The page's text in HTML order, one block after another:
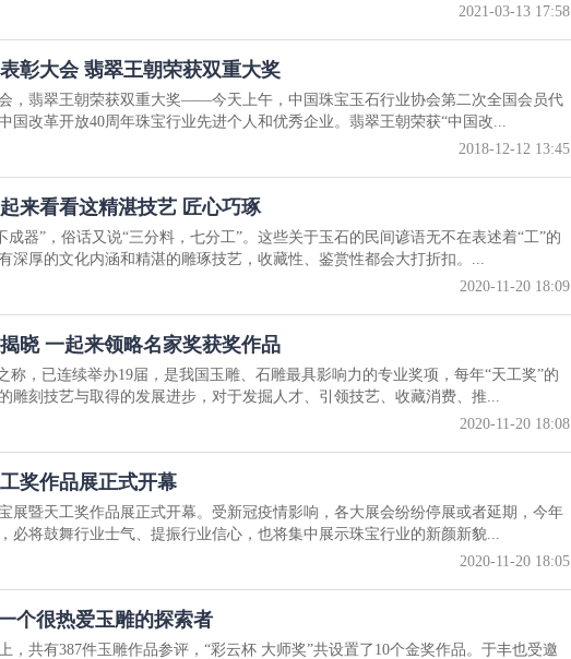
2021-03-13 17:58
彰大会 翡翠王朝荣获双重大奖
，翡翠王朝荣获双重大奖——今天上午，中国珠宝玉石行业协会第二次全国会员代
国改革开放40周年珠宝行业先进个人和优秀企业。翡翠王朝荣获“中国改...
2018-12-12 13:45
来看看这精湛技艺 匠心巧琢
成器”，俗话又说“三分料，七分工”。这些关于玉石的民间谚语无不在表述着“工”的
深厚的文化内涵和精湛的雕琢技艺，收藏性、鉴赏性都会大打折扣。...
2020-11-20 18:09
晓 一起来领略名家奖获奖作品
称，已连续举办19届，是我国玉雕、石雕最具影响力的专业奖项，每年“天工奖”的
雕刻技艺与取得的发展进步，对于发掘人才、引领技艺、收藏消费、推...
2020-11-20 18:08
奖作品展正式开幕
展暨天工奖作品展正式开幕。受新冠疫情影响，各大展会纷纷停展或者延期，今年
必将鼓舞行业士气、提振行业信心，也将集中展示珠宝行业的新颜新貌...
2020-11-20 18:05
个很热爱玉雕的探索者
，共有387件玉雕作品参评，“彩云杯 大师奖”共设置了10个金奖作品。于丰也受邀